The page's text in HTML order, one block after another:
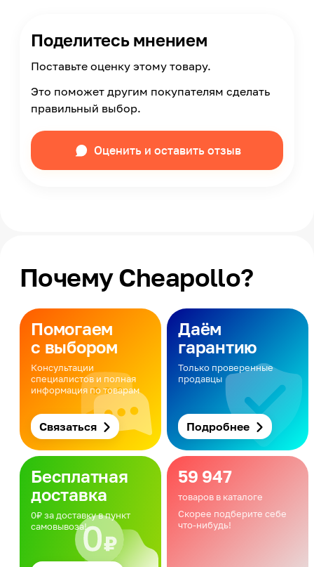
Поделитесь мнением
Поставьте оценку этому товару.
Это поможет другим покупателям сделать
правильный выбор.
Оценить и оставить отзыв
Почему Cheapollo?
Помогаем
с выбором
Консультации
специалистов и полная
информация по товарам
Связаться
Даём
гарантию
Только проверенные
продавцы
Подробнее
Бесплатная
доставка
0₽ за доставку в пункт
самовывоза!
59 947
товаров в каталоге
Скорее подберите себе
что-нибудь!